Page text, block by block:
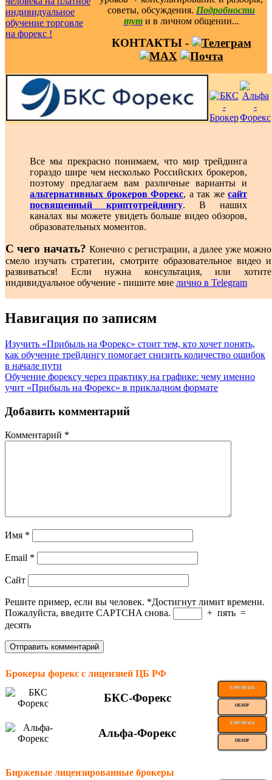
советы, обсуждения. Подробности
тут и в личном общении...
КОНТАКТЫ -
Все мы прекрасно понимаем, что мир трейдинга
гораздо шире чем несколько Российских брокеров,
поэтому предлагаем вам различные варианты и
альтернативных брокеров Форекс, а так же сайт
посвященный криптотрейдингу. В наших
каналах вы можете увидеть больше видео обзоров,
образовательных моментов.
С чего начать?Конечно с регистрации, а далее уже можно
смело изучать стратегии, смотрите образовательное видео и
развиваться! Если нужна консультация, или хотите
индивидуальное обучение - пишите мне лично в Telegram
Навигация по записям
Изучить «Прибыль на Форекс» стоит тем, кто хочет понять,
как обучение трейдингу помогает снизить количество ошибок
в начале пути
Обучение форексу через практику на графике: чему именно
учит «Прибыль на Форекс» в прикладном формате
Добавить комментарий
Комментарий *
Имя *
Email *
Сайт
Решите пример, если вы человек. *Достигнут лимит времени.
Пожалуйста, введите CAPTCHA снова.
+ пять =
десять
Брокеры форекс с лицензией ЦБ РФ
БКС-Форекс
ТОРГОВАТЬ
ОБЗОР
Альфа-Форекс
ТОРГОВАТЬ
ОБЗОР
Биржевые лицензированные брокеры